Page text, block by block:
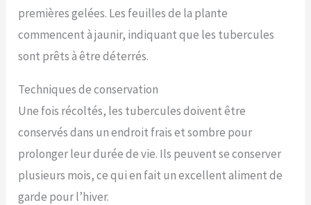
premières gelées. Les feuilles de la plante
commencent à jaunir, indiquant que les tubercules
sont prêts à être déterrés.
Techniques de conservation
Une fois récoltés, les tubercules doivent être
conservés dans un endroit frais et sombre pour
prolonger leur durée de vie. Ils peuvent se conserver
plusieurs mois, ce qui en fait un excellent aliment de
garde pour l’hiver.